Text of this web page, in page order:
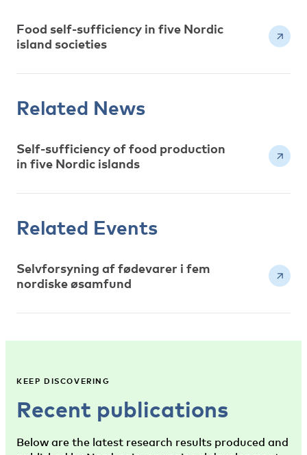
Food self-sufficiency in five Nordic
island societies
Related News
Self-sufficiency of food production
in five Nordic islands
Related Events
Selvforsyning af fødevarer i fem
nordiske øsamfund
KEEP DISCOVERING
Recent publications
Below are the latest research results produced and